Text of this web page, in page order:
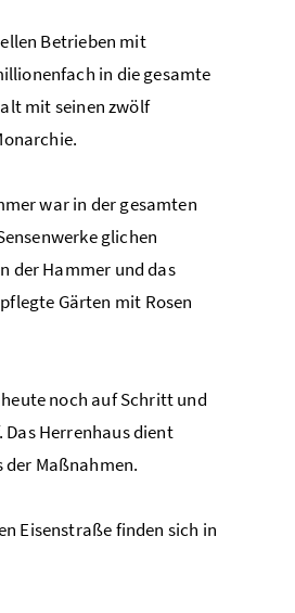
Betrieben mit
in die gesamte
mit seinen zwölf
war in der gesamten
glichen
der Hammer und das
Gärten mit Rosen
noch auf Schritt und
Herrenhaus dient
der Maßnahmen.
Eisenstraße finden sich in